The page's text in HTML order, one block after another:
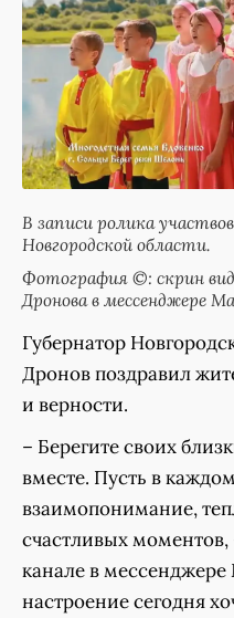
В записи ролика
Новгородской области.
Фотография ©: скрин
Дронова в мессенджере
Губернатор
Дронов поздравил
и верности.
– Берегите своих
вместе. Пусть в
взаимопонимание,
счастливых
канале в
настроение сегодня